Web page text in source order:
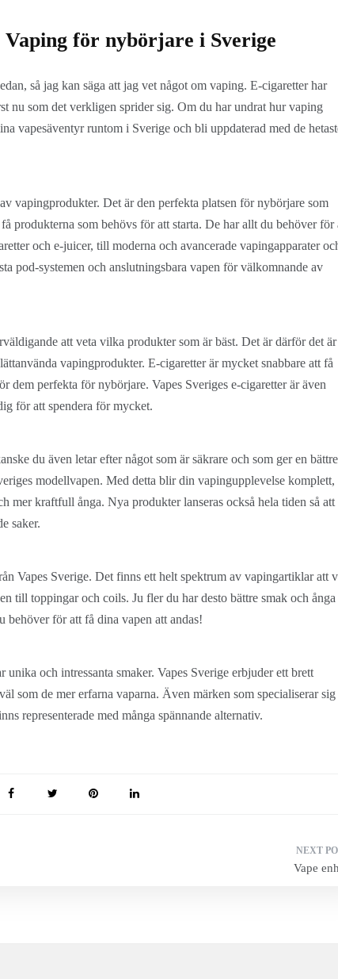
Vaping för nybörjare i Sverige
så jag kan säga att jag vet något om vaping. E-cigaretter har
nu som det verkligen sprider sig. Om du har undrat hur vaping
vapesäventyr runtom i Sverige och bli uppdaterad med de
vapingprodukter. Det är den perfekta platsen för nybörjare som
produkterna som behövs för att starta. De har allt du behöver för
och e-juicer, till moderna och avancerade vapingapparater
pod-systemen och anslutningsbara vapen för välkomnande av
att veta vilka produkter som är bäst. Det är därför det är
vapingprodukter. E-cigaretter är mycket snabbare att få
dem perfekta för nybörjare. Vapes Sveriges e-cigaretter är även
för att spendera för mycket.
du även letar efter något som är säkrare och som ger en bättre
modellvapen. Med detta blir din vapingupplevelse komplett,
mer kraftfull ånga. Nya produkter lanseras också hela tiden så att
saker.
Vapes Sverige. Det finns ett helt spektrum av vapingartiklar att
till toppingar och coils. Ju fler du har desto bättre smak och ånga
behöver för att få dina vapen att andas!
och intressanta smaker. Vapes Sverige erbjuder ett brett
som de mer erfarna vaparna. Även märken som specialiserar sig
representerade med många spännande alternativ.
Vape